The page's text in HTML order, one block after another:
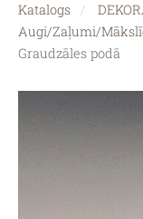
Katalogs
Augi/Zaļumi/
Graudzāles podā